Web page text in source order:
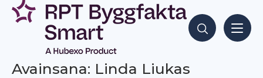
Siirry
sisältöön
Hae sisältöjä
Avainsana: Linda Liukas